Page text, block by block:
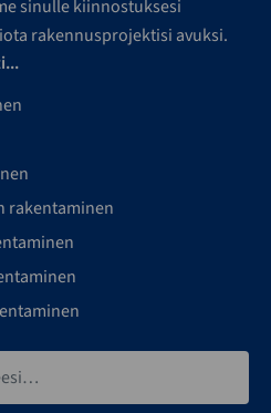
sinulle kiinnostuksesi
rakennusprojektisi avuksi.
rakentaminen